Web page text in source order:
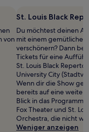
von
St. Louis Black
Du möchtest deinen
mit einem
verschönern? Dann
Tickets für eine
St. Louis Black
University City
Wenn dir die Show
bereits auf eine
Blick in das Programm
Fox Theater und St.
Orchestra, die nicht
Weniger anzeigen